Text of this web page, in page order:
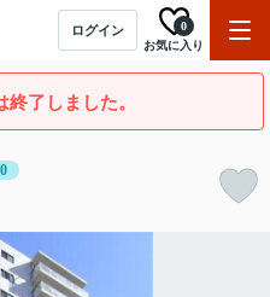
ログイン
お気に入り
0
了しました。